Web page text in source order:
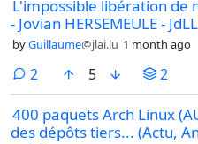
L'impossible libération de
- Jovian HERSEMEULE -
byGuillaume@jlai.lu 1 month ago
2 comments
5 2
400 paquets Arch Linux
des dépôts tiers... (Actu,